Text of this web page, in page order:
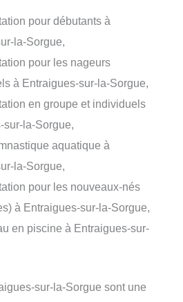
pour débutants à
la-Sorgue,
pour les nageurs
à Entraigues-sur-la-Sorgue,
en groupe et individuels
sur-la-Sorgue,
aquatique à
la-Sorgue,
pour les nouveaux-nés
à Entraigues-sur-la-Sorgue,
en piscine à Entraigues-sur-
sur-la-Sorgue sont une